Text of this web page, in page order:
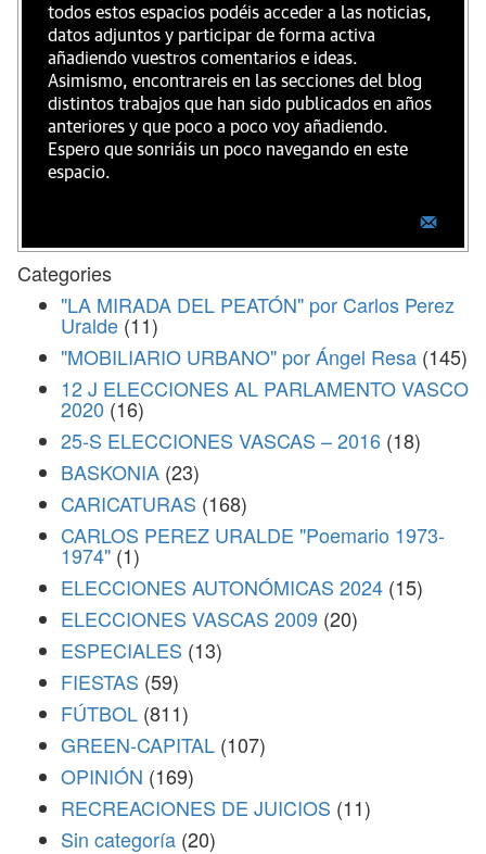
todos estos espacios podéis acceder a las noticias,
datos adjuntos y participar de forma activa
añadiendo vuestros comentarios e ideas.
Asimismo, encontrareis en las secciones del blog
distintos trabajos que han sido publicados en años
anteriores y que poco a poco voy añadiendo.
Espero que sonriáis un poco navegando en este
espacio.
Categories
"LA MIRADA DEL PEATÓN" por Carlos Perez
Uralde (11)
"MOBILIARIO URBANO" por Ángel Resa (145)
12 J ELECCIONES AL PARLAMENTO VASCO
2020 (16)
25-S ELECCIONES VASCAS – 2016 (18)
BASKONIA (23)
CARICATURAS (168)
CARLOS PEREZ URALDE "Poemario 1973-
1974" (1)
ELECCIONES AUTONÓMICAS 2024 (15)
ELECCIONES VASCAS 2009 (20)
ESPECIALES (13)
FIESTAS (59)
FÚTBOL (811)
GREEN-CAPITAL (107)
OPINIÓN (169)
RECREACIONES DE JUICIOS (11)
Sin categoría (20)